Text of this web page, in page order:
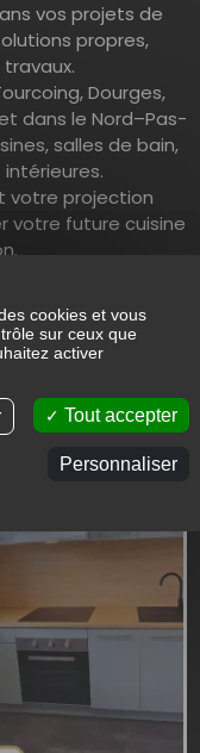
cookies et vous
sur ceux que
activer
Tout accepter
Personnaliser
vos projets de
propres,
Dourges,
dans le Nord–Pas-
salles de bain,
votre projection
votre future cuisine